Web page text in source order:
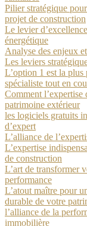
Pilier stratégique
projet de construction
Le levier
énergétique
Analyse des enjeux
Les leviers
L’option 1 est la
spécialiste tout en
Comment l’expertise
patrimoine extérieur
les logiciels gratuits
d’expert
L’alliance de
L’expertise
de construction
L’art de transformer
performance
L’atout maître pour
durable de votre
l’alliance de la
immobilière